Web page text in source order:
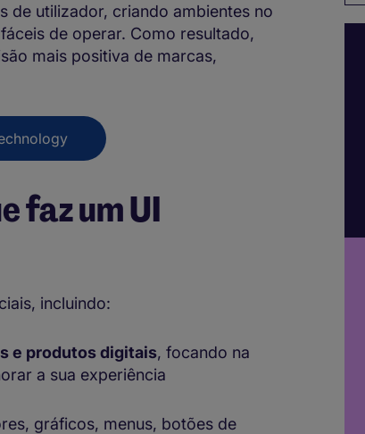
de utilizador, criando ambientes no
de operar. Como resultado,
mais positiva de marcas,
faz um UI
incluindo:
e produtos digitais, focando na
a sua experiência
gráficos, menus, botões de